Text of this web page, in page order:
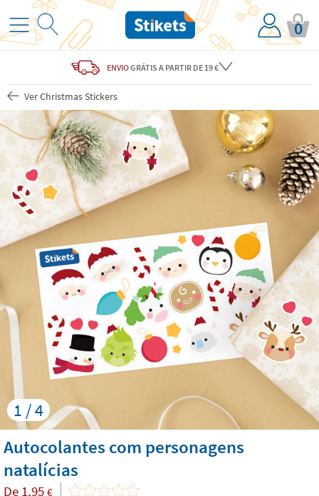
0
ENVIOGRÁTIS A PARTIR DE 19 €
Ver Christmas Stickers
1 / 4
Autocolantes com personagens
natalícias
De 1,95 €